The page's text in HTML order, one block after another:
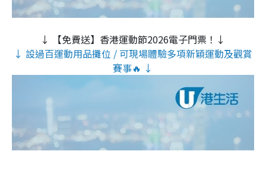
↓ 【免費送】香港運動節2026電子門票！↓
↓ 設過百運動用品攤位 / 可現場體驗多項新穎運動及觀賞
賽事🔥 ↓